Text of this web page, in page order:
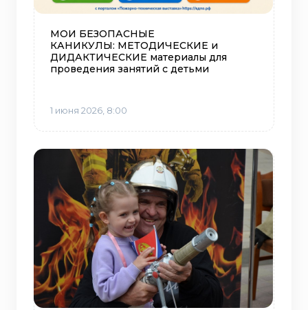
МОИ БЕЗОПАСНЫЕ
КАНИКУЛЫ: МЕТОДИЧЕСКИЕ и
ДИДАКТИЧЕСКИЕ материалы для
проведения занятий с детьми
1 июня 2026, 8:00